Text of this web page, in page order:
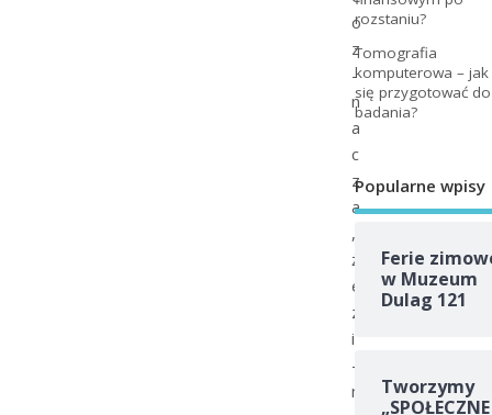
o
z
­
n
a
c
z
a
,
ż
e
z
i
­
m
rozstaniu?
Tomografia
komputerowa – jak
się przygotować do
badania?
Popularne wpisy
Ferie
w Muzeum
Dulag 121
Tworzymy
„SPOŁECZNE